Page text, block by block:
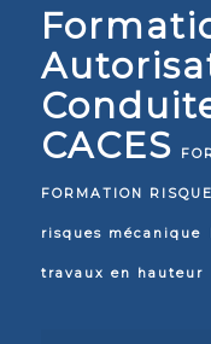
CACES
FORMATION
risques mécanique
travaux en hauteur